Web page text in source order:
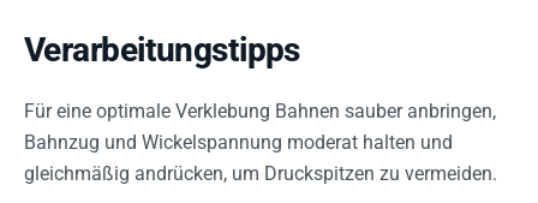
Verarbeitungstipps
Für eine optimale Verklebung Bahnen sauber anbringen,
Bahnzug und Wickelspannung moderat halten und
gleichmäßig andrücken, um Druckspitzen zu vermeiden.